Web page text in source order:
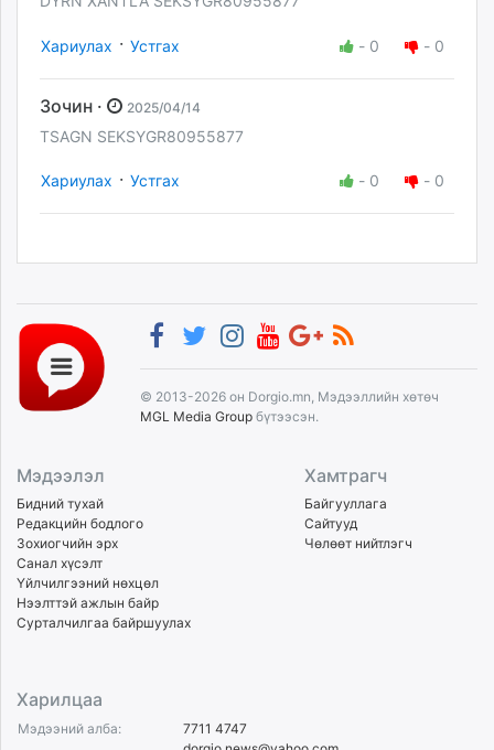
Хариулах · Устгах - 0 - 0
Зочин · 2025/04/14
TSAGN SEKSYGR80955877
Хариулах · Устгах - 0 - 0
© 2013-2026 он Dorgio.mn, Мэдээллийн хөтөч
MGL Media Group бүтээсэн.
Мэдээлэл
Бидний тухай
Редакцийн бодлого
Зохиогчийн эрх
Санал хүсэлт
Үйлчилгээний нөхцөл
Нээлттэй ажлын байр
Сурталчилгаа байршуулах
Хамтрагч
Байгууллага
Сайтууд
Чөлөөт нийтлэгч
Харилцаа
Мэдээний алба:
7711 4747